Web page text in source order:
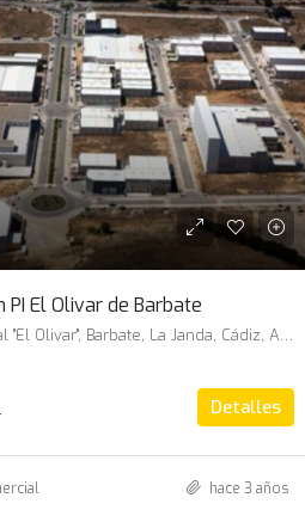
PI El Olivar de Barbate
Polígono Industrial "El Olivar", Barbate, La Janda, Cádiz, Andalucía, España
Detalles
hace 3 años